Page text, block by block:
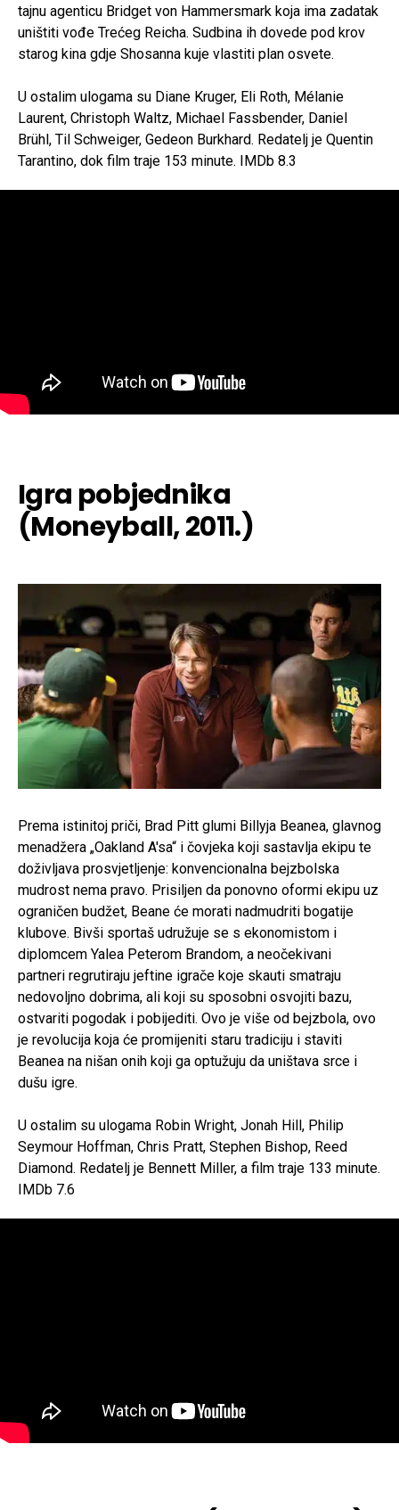
tajnu agenticu Bridget von Hammersmark koja ima zadatak
uništiti vođe Trećeg Reicha. Sudbina ih dovede pod krov
starog kina gdje Shosanna kuje vlastiti plan osvete.
U ostalim ulogama su Diane Kruger, Eli Roth, Mélanie
Laurent, Christoph Waltz, Michael Fassbender, Daniel
Brühl, Til Schweiger, Gedeon Burkhard. Redatelj je Quentin
Tarantino, dok film traje 153 minute. IMDb 8.3
Igra pobjednika
(Moneyball, 2011.)
Prema istinitoj priči, Brad Pitt glumi Billyja Beanea, glavnog
menadžera „Oakland A'sa“ i čovjeka koji sastavlja ekipu te
doživljava prosvjetljenje: konvencionalna bejzbolska
mudrost nema pravo. Prisiljen da ponovno oformi ekipu uz
ograničen budžet, Beane će morati nadmudriti bogatije
klubove. Bivši sportaš udružuje se s ekonomistom i
diplomcem Yalea Peterom Brandom, a neočekivani
partneri regrutiraju jeftine igrače koje skauti smatraju
nedovoljno dobrima, ali koji su sposobni osvojiti bazu,
ostvariti pogodak i pobijediti. Ovo je više od bejzbola, ovo
je revolucija koja će promijeniti staru tradiciju i staviti
Beanea na nišan onih koji ga optužuju da uništava srce i
dušu igre.
U ostalim su ulogama Robin Wright, Jonah Hill, Philip
Seymour Hoffman, Chris Pratt, Stephen Bishop, Reed
Diamond. Redatelj je Bennett Miller, a film traje 133 minute.
IMDb 7.6